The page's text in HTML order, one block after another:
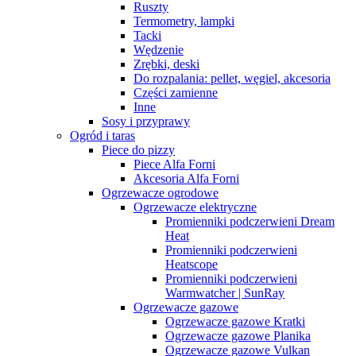
Ruszty
Termometry, lampki
Tacki
Wędzenie
Zrębki, deski
Do rozpalania: pellet, węgiel, akcesoria
Części zamienne
Inne
Sosy i przyprawy
Ogród i taras
Piece do pizzy
Piece Alfa Forni
Akcesoria Alfa Forni
Ogrzewacze ogrodowe
Ogrzewacze elektryczne
Promienniki podczerwieni Dream
Heat
Promienniki podczerwieni
Heatscope
Promienniki podczerwieni
Warmwatcher | SunRay
Ogrzewacze gazowe
Ogrzewacze gazowe Kratki
Ogrzewacze gazowe Planika
Ogrzewacze gazowe Vulkan